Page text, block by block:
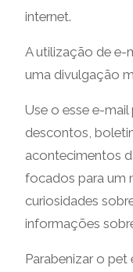
internet.
A utilização de e-
uma divulgação
Use o esse e-mail
descontos,
acontecimentos
focados para um
curiosidades
informações
Parabenizar o pet